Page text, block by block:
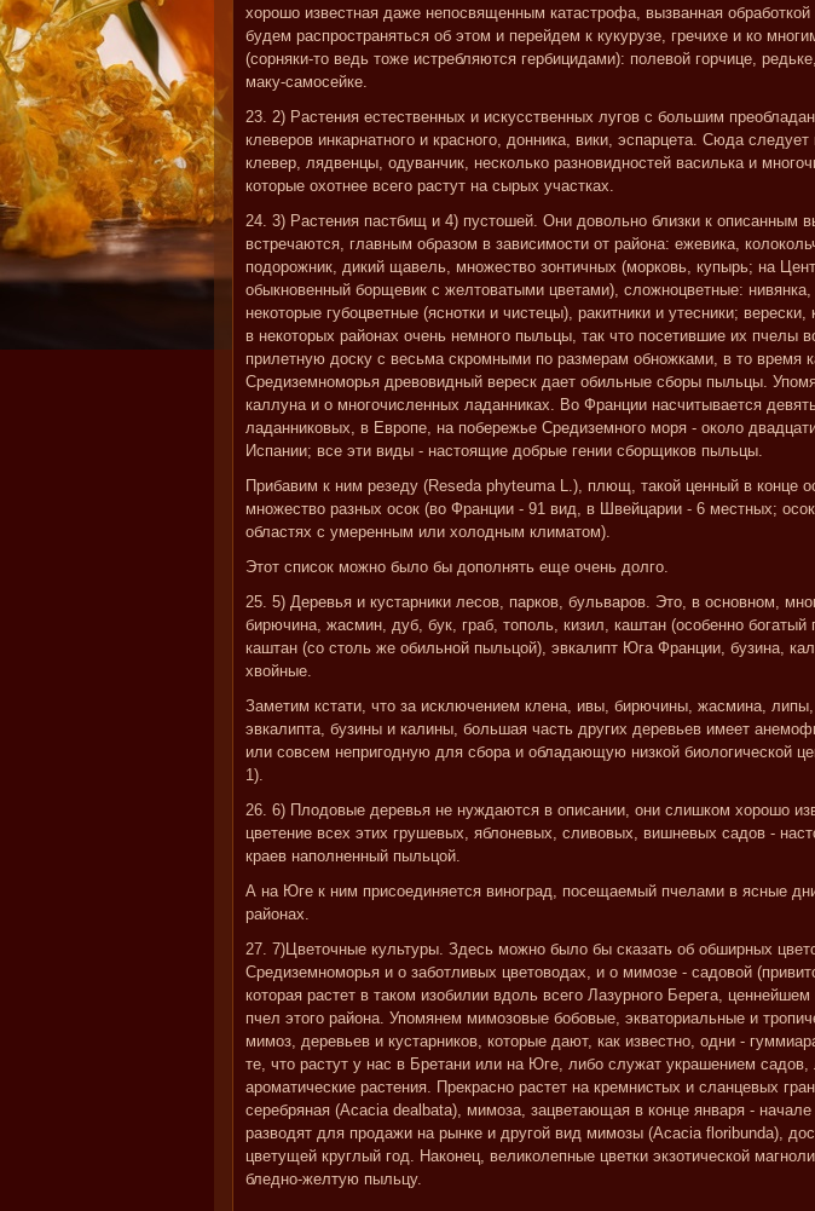
хорошо известная даже непосвященным катастрофа, вызванная
будем распространяться об этом и перейдем к кукурузе, гречихе и ко
(сорняки-то ведь тоже истребляются гербицидами): полевой горчице,
маку-самосейке.
23. 2) Растения естественных и искусственных лугов с большим
клеверов инкарнатного и красного, донника, вики, эспарцета. Сюда
клевер, лядвенцы, одуванчик, несколько разновидностей василька и
которые охотнее всего растут на сырых участках.
24. 3) Растения пастбищ и 4) пустошей. Они довольно близки к описанным
встречаются, главным образом в зависимости от района: ежевика,
подорожник, дикий щавель, множество зонтичных (морковь, купырь; на
обыкновенный борщевик с желтоватыми цветами), сложноцветные: нивянка,
некоторые губоцветные (яснотки и чистецы), ракитники и утесники;
в некоторых районах очень немного пыльцы, так что посетившие их пчелы
прилетную доску с весьма скромными по размерам обножками, в то время
Средиземноморья древовидный вереск дает обильные сборы пыльцы.
каллуна и о многочисленных ладанниках. Во Франции насчитывается
ладанниковых, в Европе, на побережье Средиземного моря - около
Испании; все эти виды - настоящие добрые гении сборщиков пыльцы.
Прибавим к ним резеду (Reseda phyteuma L.), плющ, такой ценный в конце
множество разных осок (во Франции - 91 вид, в Швейцарии - 6 местных;
областях с умеренным или холодным климатом).
Этот список можно было бы дополнять еще очень долго.
25. 5) Деревья и кустарники лесов, парков, бульваров. Это, в основном,
бирючина, жасмин, дуб, бук, граб, тополь, кизил, каштан (особенно богатый
каштан (со столь же обильной пыльцой), эвкалипт Юга Франции, бузина,
хвойные.
Заметим кстати, что за исключением клена, ивы, бирючины, жасмина, липы,
эвкалипта, бузины и калины, большая часть других деревьев имеет
или совсем непригодную для сбора и обладающую низкой биологической
1).
26. 6) Плодовые деревья не нуждаются в описании, они слишком хорошо
цветение всех этих грушевых, яблоневых, сливовых, вишневых садов -
краев наполненный пыльцой.
А на Юге к ним присоединяется виноград, посещаемый пчелами в ясные
районах.
27. 7)Цветочные культуры. Здесь можно было бы сказать об обширных
Средиземноморья и о заботливых цветоводах, и о мимозе - садовой
которая растет в таком изобилии вдоль всего Лазурного Берега,
пчел этого района. Упомянем мимозовые бобовые, экваториальные и
мимоз, деревьев и кустарников, которые дают, как известно, одни -
те, что растут у нас в Бретани или на Юге, либо служат украшением садов,
ароматические растения. Прекрасно растет на кремнистых и сланцевых
серебряная (Acacia dealbata), мимоза, зацветающая в конце января -
разводят для продажи на рынке и другой вид мимозы (Acacia floribunda),
цветущей круглый год. Наконец, великолепные цветки экзотической
бледно-желтую пыльцу.